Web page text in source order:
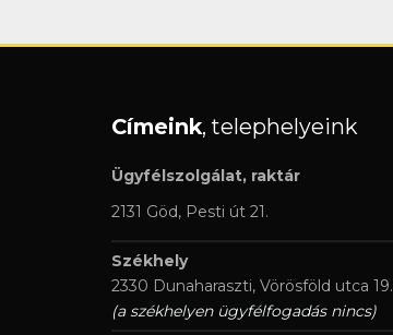
Címeink, telephelyeink
Ügyfélszolgálat, raktár
2131 Göd, Pesti út 21.
Székhely
2330 Dunaharaszti, Vörösföld utca 19.
(a székhelyen ügyfélfogadás nincs)